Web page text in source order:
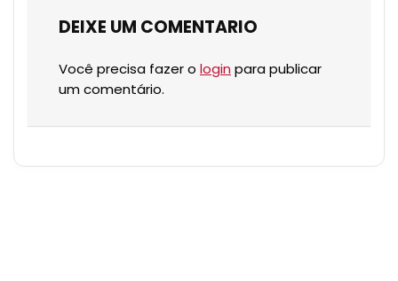
DEIXE UM COMENTARIO
Você precisa fazer o login para publicar
um comentário.